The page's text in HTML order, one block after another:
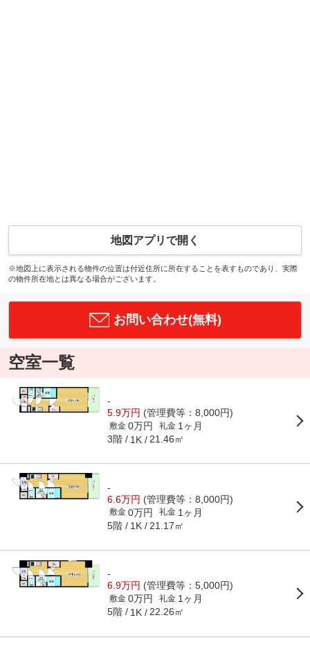
地図アプリで開く
※地図上に表示される物件の位置は付近住所に所在することを表すものであり、実際
の物件所在地とは異なる場合がございます。
お問い合わせ(無料)
空室一覧
-
5.9万円 (管理費等：8,000円)
敷金 0万円 礼金 1ヶ月
3階 1K 21.46㎡
-
6.6万円 (管理費等：8,000円)
敷金 0万円 礼金 1ヶ月
5階 1K 21.17㎡
-
6.9万円 (管理費等：5,000円)
敷金 0万円 礼金 1ヶ月
5階 1K 22.26㎡